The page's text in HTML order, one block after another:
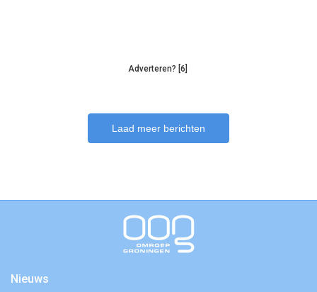
Adverteren? [6]
Laad meer berichten
Nieuws